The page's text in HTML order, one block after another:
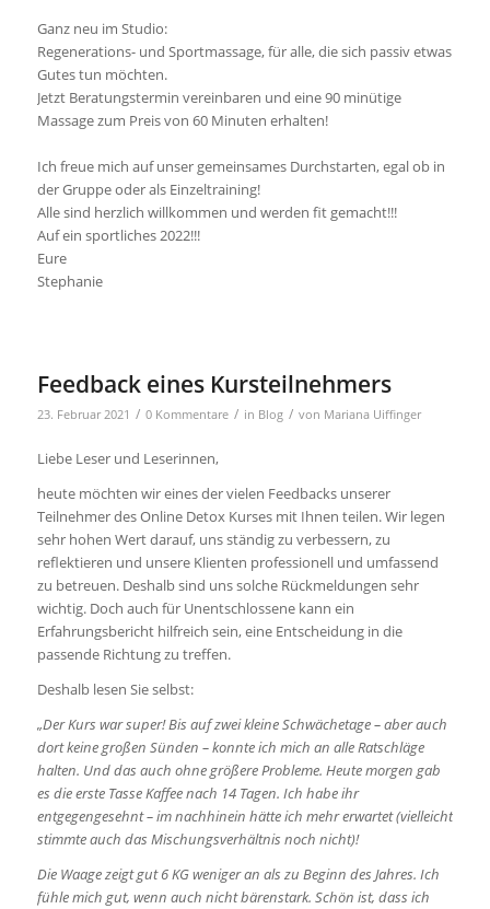
Ganz neu im Studio:
Regenerations- und Sportmassage, für alle, die sich passiv etwas
Gutes tun möchten.
Jetzt Beratungstermin vereinbaren und eine 90 minütige
Massage zum Preis von 60 Minuten erhalten!
Ich freue mich auf unser gemeinsames Durchstarten, egal ob in
der Gruppe oder als Einzeltraining!
Alle sind herzlich willkommen und werden fit gemacht!!!
Auf ein sportliches 2022!!!
Eure
Stephanie
Feedback eines Kursteilnehmers
23. Februar 2021 / 0 Kommentare / in Blog / von Mariana Uiffinger
Liebe Leser und Leserinnen,
heute möchten wir eines der vielen Feedbacks unserer
Teilnehmer des Online Detox Kurses mit Ihnen teilen. Wir legen
sehr hohen Wert darauf, uns ständig zu verbessern, zu
reflektieren und unsere Klienten professionell und umfassend
zu betreuen. Deshalb sind uns solche Rückmeldungen sehr
wichtig. Doch auch für Unentschlossene kann ein
Erfahrungsbericht hilfreich sein, eine Entscheidung in die
passende Richtung zu treffen.
Deshalb lesen Sie selbst:
„Der Kurs war super! Bis auf zwei kleine Schwächetage – aber auch
dort keine großen Sünden – konnte ich mich an alle Ratschläge
halten. Und das auch ohne größere Probleme. Heute morgen gab
es die erste Tasse Kaffee nach 14 Tagen. Ich habe ihr
entgegengesehnt – im nachhinein hätte ich mehr erwartet (vielleicht
stimmte auch das Mischungsverhältnis noch nicht)!
Die Waage zeigt gut 6 KG weniger an als zu Beginn des Jahres. Ich
fühle mich gut, wenn auch nicht bärenstark. Schön ist, dass ich